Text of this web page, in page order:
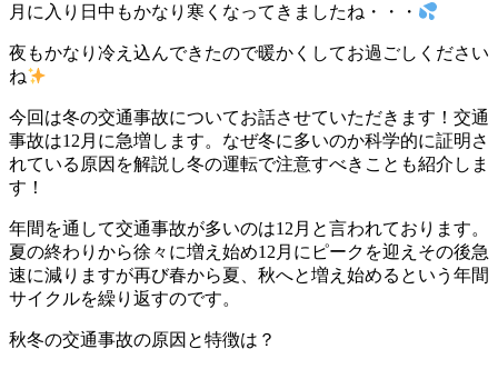
月に入り日中もかなり寒くなってきましたね・・・
夜もかなり冷え込んできたので暖かくしてお過ごしください
ね
今回は冬の交通事故についてお話させていただきます！交通
事故は12月に急増します。なぜ冬に多いのか科学的に証明さ
れている原因を解説し冬の運転で注意すべきことも紹介しま
す！
年間を通して交通事故が多いのは12月と言われております。
夏の終わりから徐々に増え始め12月にピークを迎えその後急
速に減りますが再び春から夏、秋へと増え始めるという年間
サイクルを繰り返すのです。
秋冬の交通事故の原因と特徴は？